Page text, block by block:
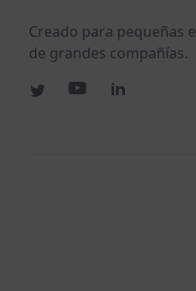
Creado para pequeñas
de grandes compañías.